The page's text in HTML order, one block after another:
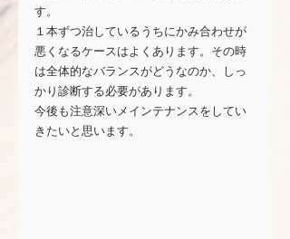
す。
１本ずつ治しているうちにかみ合わせが
悪くなるケースはよくあります。その時
は全体的なバランスがどうなのか、しっ
かり診断する必要があります。
今後も注意深いメインテナンスをしてい
きたいと思います。